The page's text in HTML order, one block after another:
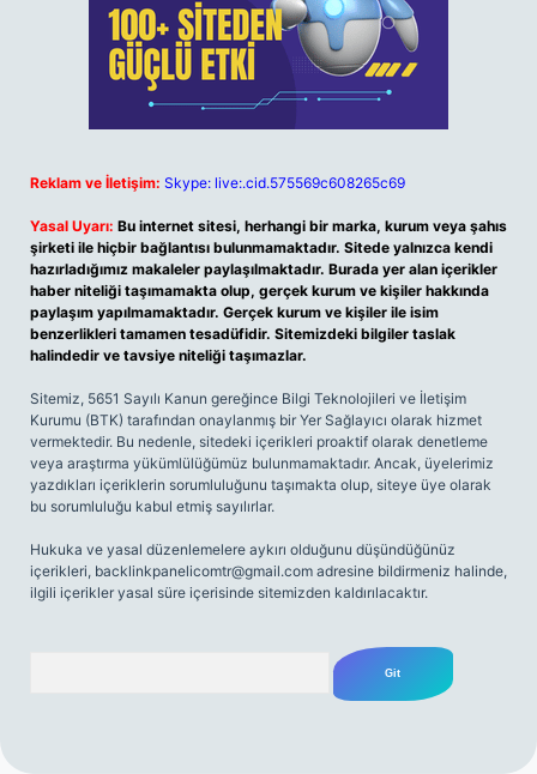
Reklam ve İletişim: Skype: live:.cid.575569c608265c69
Yasal Uyarı: Bu internet sitesi, herhangi bir marka, kurum veya şahıs
şirketi ile hiçbir bağlantısı bulunmamaktadır. Sitede yalnızca kendi
hazırladığımız makaleler paylaşılmaktadır. Burada yer alan içerikler
haber niteliği taşımamakta olup, gerçek kurum ve kişiler hakkında
paylaşım yapılmamaktadır. Gerçek kurum ve kişiler ile isim
benzerlikleri tamamen tesadüfidir. Sitemizdeki bilgiler taslak
halindedir ve tavsiye niteliği taşımazlar.
Sitemiz, 5651 Sayılı Kanun gereğince Bilgi Teknolojileri ve İletişim
Kurumu (BTK) tarafından onaylanmış bir Yer Sağlayıcı olarak hizmet
vermektedir. Bu nedenle, sitedeki içerikleri proaktif olarak denetleme
veya araştırma yükümlülüğümüz bulunmamaktadır. Ancak, üyelerimiz
yazdıkları içeriklerin sorumluluğunu taşımakta olup, siteye üye olarak
bu sorumluluğu kabul etmiş sayılırlar.
Hukuka ve yasal düzenlemelere aykırı olduğunu düşündüğünüz
içerikleri, backlinkpanelicomtr@gmail.com adresine bildirmeniz halinde,
ilgili içerikler yasal süre içerisinde sitemizden kaldırılacaktır.